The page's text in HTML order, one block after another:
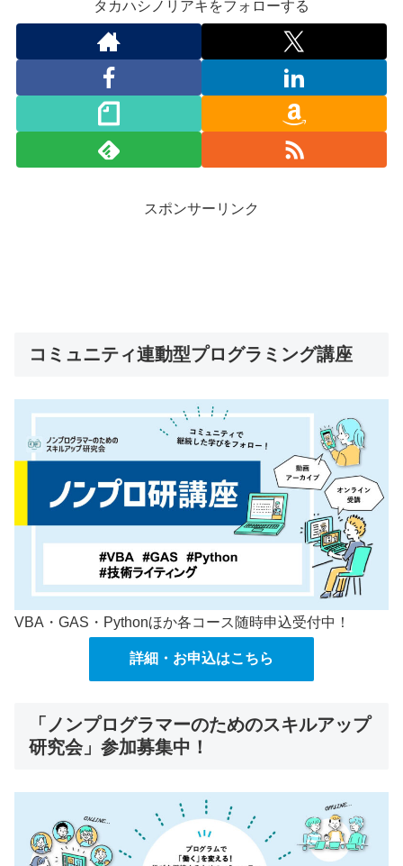
タカハシノリアキをフォローする
スポンサーリンク
コミュニティ連動型プログラミング講座
VBA・GAS・Pythonほか各コース随時申込受付中！
詳細・お申込はこちら
「ノンプログラマーのためのスキルアップ
研究会」参加募集中！